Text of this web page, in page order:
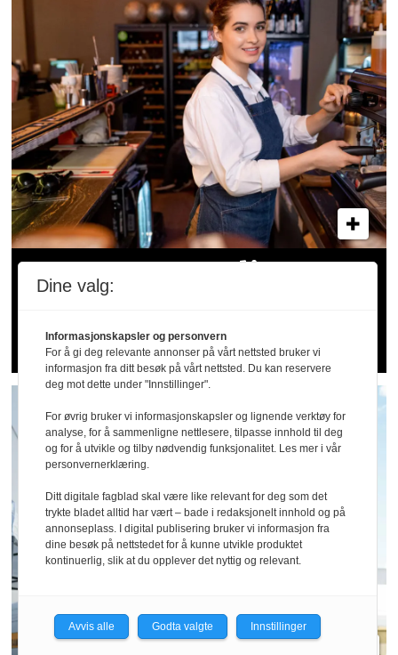
Sommer­patruljen
serveringsbransjen
Dine valg:
Informasjonskapsler og personvern
For å gi deg relevante annonser på vårt nettsted bruker vi
informasjon fra ditt besøk på vårt nettsted. Du kan reservere
deg mot dette under "Innstillinger".
For øvrig bruker vi informasjonskapsler og lignende verktøy for
analyse, for å sammenligne nettlesere, tilpasse innhold til deg
og for å utvikle og tilby nødvendig funksjonalitet. Les mer i vår
personvernerklæring.
Ditt digitale fagblad skal være like relevant for deg som det
trykte bladet alltid har vært – bade i redaksjonelt innhold og på
annonseplass. I digital publisering bruker vi informasjon fra
dine besøk på nettstedet for å kunne utvikle produktet
kontinuerlig, slik at du opplever det nyttig og relevant.
Avvis alle Godta valgte Innstillinger